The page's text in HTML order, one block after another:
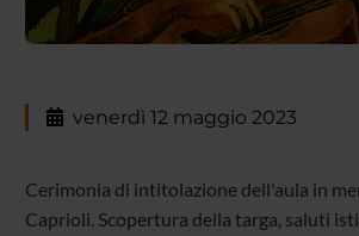
venerdì 12 maggio 2023
Cerimonia di intitolazione dell'aula in
Caprioli. Scopertura della targa, saluti